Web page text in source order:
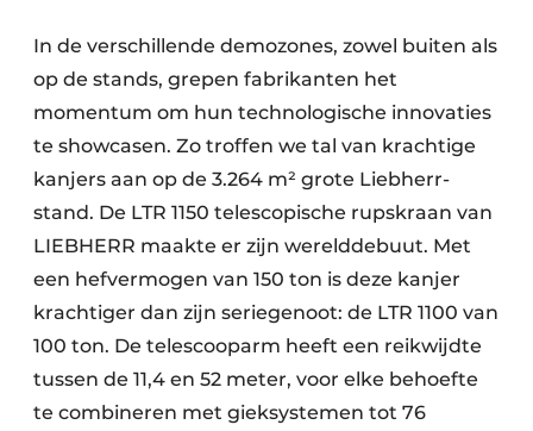
In de verschillende demozones, zowel buiten als
op de stands, grepen fabrikanten het
momentum om hun technologische innovaties
te showcasen. Zo troffen we tal van krachtige
kanjers aan op de 3.264 m² grote Liebherr-
stand. De LTR 1150 telescopische rupskraan van
LIEBHERR maakte er zijn werelddebuut. Met
een hefvermogen van 150 ton is deze kanjer
krachtiger dan zijn seriegenoot: de LTR 1100 van
100 ton. De telescooparm heeft een reikwijdte
tussen de 11,4 en 52 meter, voor elke behoefte
te combineren met gieksystemen tot 76